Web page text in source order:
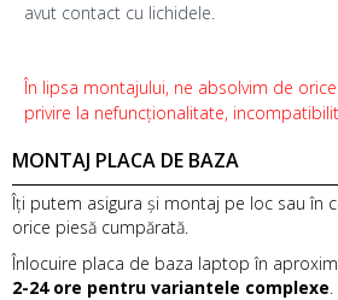
avut contact cu lichidele.
În lipsa montajului, ne absolvim de
privire la nefuncționalitate,
MONTAJ PLACA DE BAZA
Îți putem asigura și montaj pe loc sau în
orice piesă cumpărată.
Înlocuire placa de baza laptop în
2-24 ore pentru variantele complexe